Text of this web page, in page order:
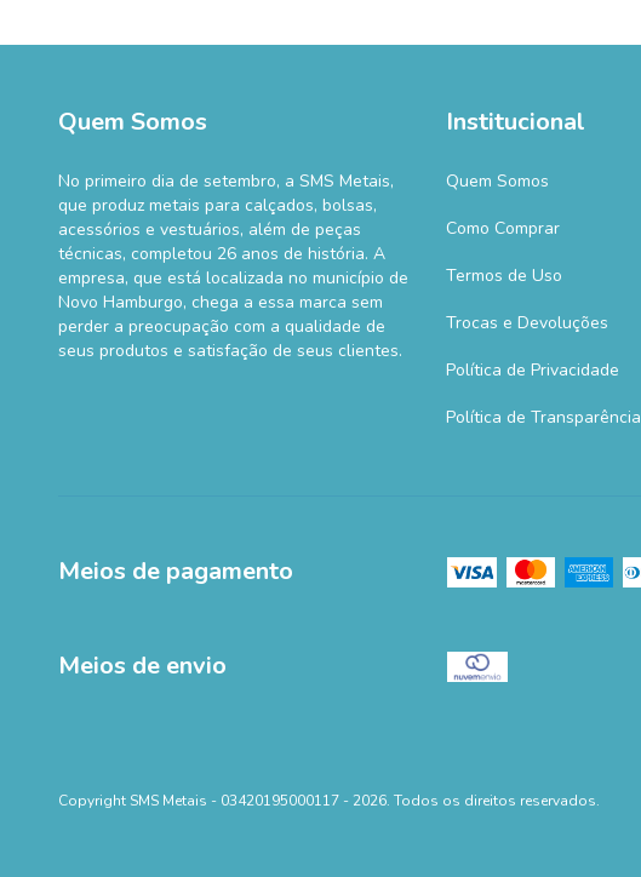
Quem Somos
No primeiro dia de setembro, a SMS Metais,
que produz metais para calçados, bolsas,
acessórios e vestuários, além de peças
técnicas, completou 26 anos de história. A
empresa, que está localizada no município de
Novo Hamburgo, chega a essa marca sem
perder a preocupação com a qualidade de
seus produtos e satisfação de seus clientes.
Institucional
Quem Somos
Como Comprar
Termos de Uso
Trocas e Devoluções
Política de Privacidade
Política de Transparência
Meios de pagamento
Meios de envio
Copyright SMS Metais - 03420195000117 - 2026. Todos os direitos reservados.